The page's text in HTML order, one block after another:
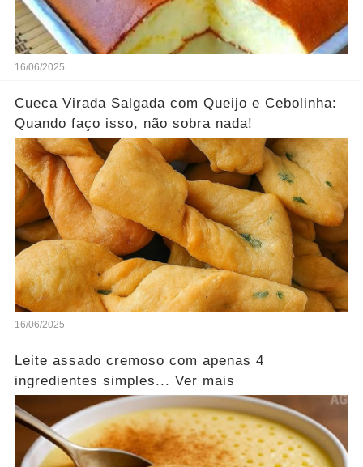
16/06/2025
Cueca Virada Salgada com Queijo e Cebolinha:
Quando faço isso, não sobra nada!
16/06/2025
Leite assado cremoso com apenas 4
ingredientes simples... Ver mais